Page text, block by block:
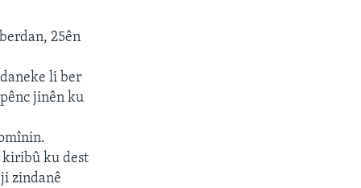
25ên
li ber
jinên ku
kiribû ku dest
zindanê